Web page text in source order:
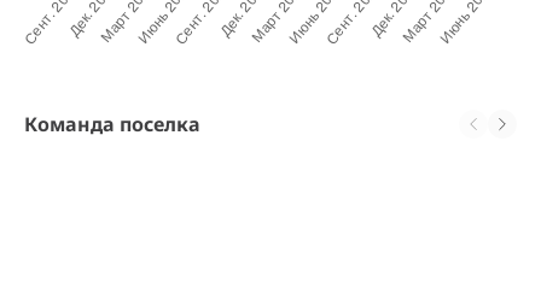
Команда поселка